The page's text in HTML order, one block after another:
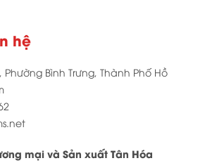
hệ
Phường Bình Trưng, Thành Phố Hồ
mại và Sản xuất Tân Hóa